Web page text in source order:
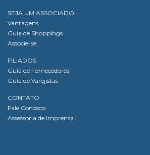
SEJA UM ASSOCIADO
Vantagens
Guia de Shoppings
Associe-se
FILIADOS
Guia de Fornecedores
Guia de Varejistas
CONTATO
Fale Conosco
Assessoria de Imprensa